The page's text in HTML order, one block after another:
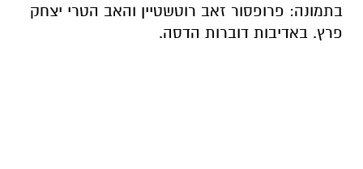
בתמונה: פרופסור זאב רוטשטיין והאב הטרי יצחק
פרץ. באדיבות דוברות הדסה.